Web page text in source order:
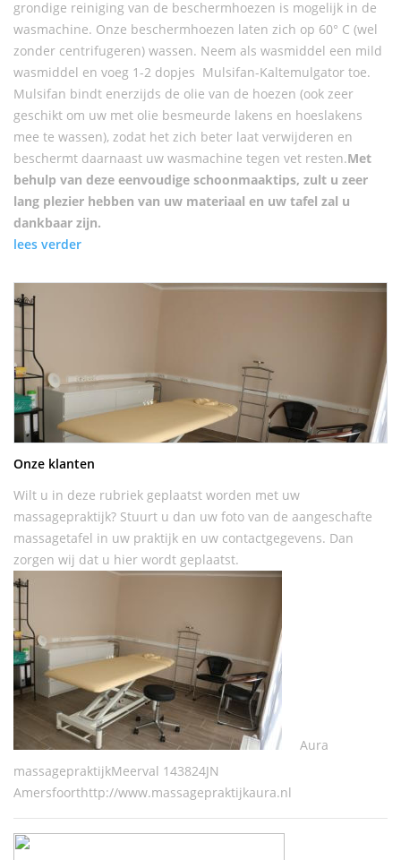
grondige reiniging van de beschermhoezen is mogelijk in de
wasmachine. Onze beschermhoezen laten zich op 60° C (wel
zonder centrifugeren) wassen. Neem als wasmiddel een mild
wasmiddel en voeg 1-2 dopjes Mulsifan-Kaltemulgator toe.
Mulsifan bindt enerzijds de olie van de hoezen (ook zeer
geschikt om uw met olie besmeurde lakens en hoeslakens
mee te wassen), zodat het zich beter laat verwijderen en
beschermt daarnaast uw wasmachine tegen vet resten.Met
behulp van deze eenvoudige schoonmaaktips, zult u zeer
lang plezier hebben van uw materiaal en uw tafel zal u
dankbaar zijn.
lees verder
Onze klanten
Wilt u in deze rubriek geplaatst worden met uw
massagepraktijk? Stuurt u dan uw foto van de aangeschafte
massagetafel in uw praktijk en uw contactgegevens. Dan
zorgen wij dat u hier wordt geplaatst.
Aura
massagepraktijkMeerval 143824JN
Amersfoorthttp://www.massagepraktijkaura.nl